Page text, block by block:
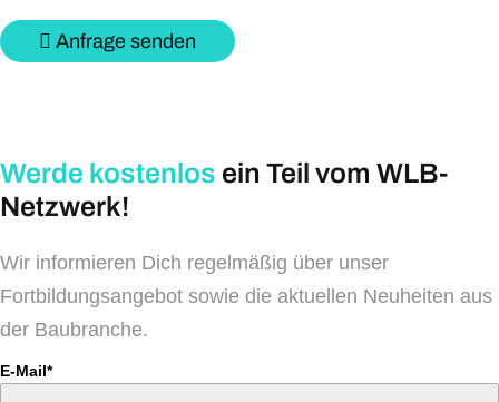
Anfrage senden
Werde kostenlos ein Teil vom WLB-
Netzwerk!
Wir informieren Dich regelmäßig über unser
Fortbildungsangebot sowie die aktuellen Neuheiten aus
der Baubranche.
E-Mail*